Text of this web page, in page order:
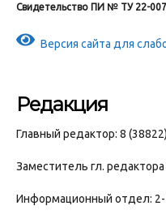
Свидетельство ПИ № ТУ 22-
Версия сайта для
Редакция
Главный редактор: 8
Заместитель гл.
Информационный отдел: 2-